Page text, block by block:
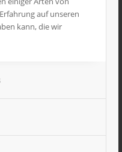
auf unseren
kann, die wir